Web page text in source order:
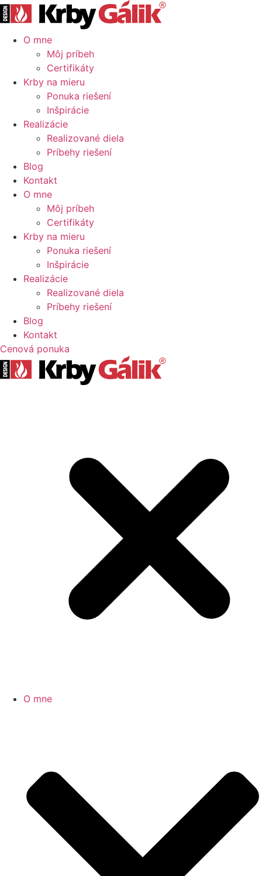
O mne
Môj príbeh
Certifikáty
Krby na mieru
Ponuka riešení
Inšpirácie
Realizácie
Realizované diela
Príbehy riešení
Blog
Kontakt
O mne
Môj príbeh
Certifikáty
Krby na mieru
Ponuka riešení
Inšpirácie
Realizácie
Realizované diela
Príbehy riešení
Blog
Kontakt
Cenová ponuka
O mne